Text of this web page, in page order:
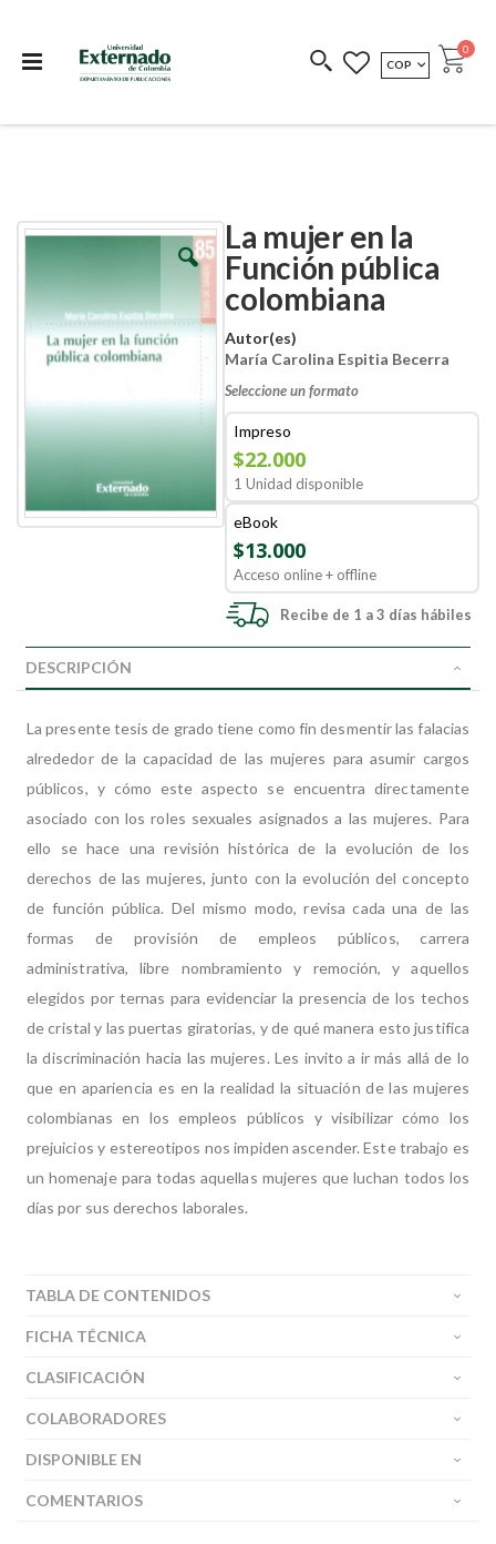
COEDICIONES REDIMIR CÓDIGO
MONEDA
COP Cart
0
La mujer en la
Función pública
colombiana
Autor(es)
María Carolina Espitia Becerra
Seleccione un formato
Impreso
$22.000
1 Unidad disponible
eBook
$13.000
Acceso online + offline
Recibe de 1 a 3 días hábiles
Skip
the
images
gallery
Skip
the
images
gallery
DESCRIPCIÓN
La presente tesis de grado tiene como fin desmentir las falacias
alrededor de la capacidad de las mujeres para asumir cargos
públicos, y cómo este aspecto se encuentra directamente
asociado con los roles sexuales asignados a las mujeres. Para
ello se hace una revisión histórica de la evolución de los
derechos de las mujeres, junto con la evolución del concepto
de función pública. Del mismo modo, revisa cada una de las
formas de provisión de empleos públicos, carrera
administrativa, libre nombramiento y remoción, y aquellos
elegidos por ternas para evidenciar la presencia de los techos
de cristal y las puertas giratorias, y de qué manera esto justifica
la discriminación hacia las mujeres. Les invito a ir más allá de lo
que en apariencia es en la realidad la situación de las mujeres
colombianas en los empleos públicos y visibilizar cómo los
prejuicios y estereotipos nos impiden ascender. Este trabajo es
un homenaje para todas aquellas mujeres que luchan todos los
días por sus derechos laborales.
TABLA DE CONTENIDOS
FICHA TÉCNICA
CLASIFICACIÓN
COLABORADORES
DISPONIBLE EN
COMENTARIOS